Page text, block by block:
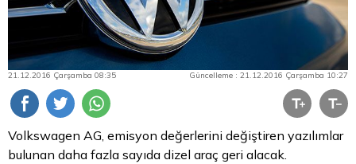
21.12.2016 Çarşamba 08:35 Güncelleme : 21.12.2016 Çarşamba 10:27
Volkswagen AG, emisyon değerlerini değiştiren yazılımlar
bulunan daha fazla sayıda dizel araç geri alacak.